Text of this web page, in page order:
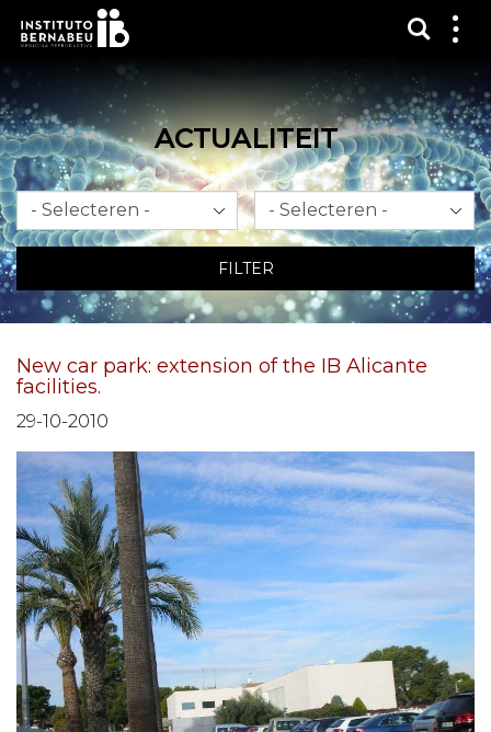
Toon
Laat
zien
ACTUALITEIT
Maand Jaar
FILTER
New car park: extension of the IB Alicante
facilities.
29-10-2010